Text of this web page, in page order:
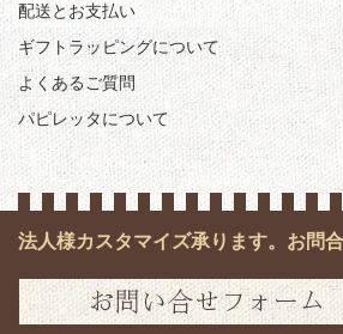
配送とお支払い
ギフトラッピングについて
よくあるご質問
パピレッタについて
法人様カスタマイズ承ります。お問